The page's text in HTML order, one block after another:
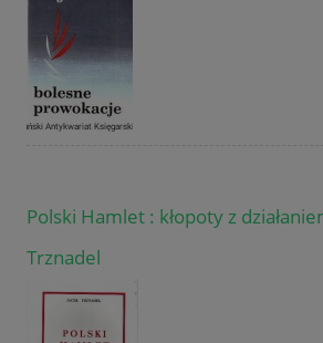
Polski Hamlet : kłopoty z
Trznadel